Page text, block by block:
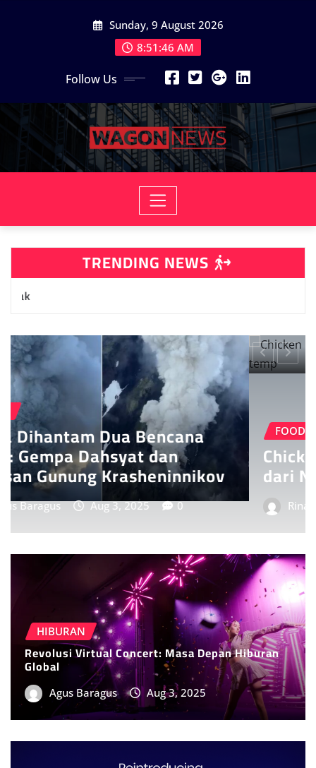
Sunday, 9 August 2026
8:51:48 AM
Follow Us
TRENDING NEWS
FOOD
Chicken Katsu: Kelezatan Renyah
dari Negeri Sakura
Rina Jul 28, 2025 0
HIBURAN
Revolusi Virtual Concert: Masa Depan Hiburan
Global
Agus Baragus Aug 3, 2025